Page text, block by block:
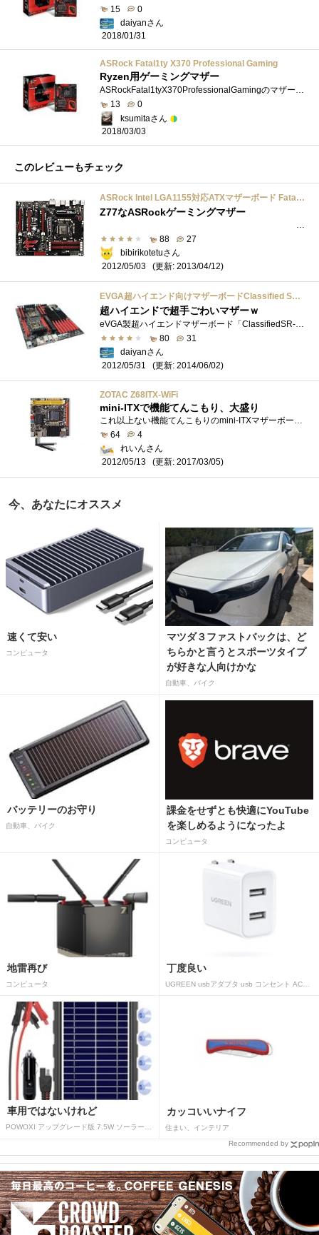
15
0
daiyanさん
2018/01/31
ASRock Fatal1ty X370 Professional Gaming
Ryzen用ゲーミングマザー
ASRockFatal1tyX370ProfessionalGamingのマザーがラッキーにも入手できましたので、ボード交換したレビューをしてみようと思います。 金欠病というか、�...
13
0
ksumitaさん
2018/03/03
このレビューもチェック
ASRock Intel LGA1155対応ATXマザーボード Fatal1ty Z77 Professional
Z77なASRockゲーミングマザー
最終更新日2013/4/12Fatal1tyなP67から引き続きZ77へ移行して...
88
27
bibirikotetuさん
2012/05/03
(更新: 2013/04/12)
EVGA超ハイエンド向けマザーボードClassified SR-X
超ハイエンドで超手ごわいマザーｗ
eVGA製超ハイエンドマザーボード「ClassifiedSR-X」です。XeonE5シリーズのデュアル構成に対応しています。マザーのフォームファクタは変則的なHPTXで�...
80
31
daiyanさん
2012/05/31
(更新: 2014/06/02)
ZOTAC Z68ITX-WiFi
mini-ITXで機能てんこもり、大盛り
64
4
れいんさん
2012/05/13
(更新: 2017/03/05)
今、あなたにオススメ
速くて安い
コンピュータ
マツダ３ファストバックは、ど
ちらかと言うとスポーツタイプ
が好きな人向けかな
自動車、バイク
バッテリーのお守り
自動車、バイク
課金をせずとも快適にYouTube
を楽しめるようになったよ
コンピュータ
地雷再び
コンピュータ
丁度良い
UGREEN usbアダプタ usb コンセント AC式充電器 3.1A PSE認証済み 折りたたみ式プラグ 2ポート
車用ではないけれど
POWOXI アップグレード版 7.5W ソーラーバッテリートリクルチャージャーメンテナー 12V ポータブル防水ソーラーパネル トリクル充電キット 車、自動車、オートバイ、ボート、マリン、RV、トレーラー、スノーモービルなど用
カッコいいナイフ
住まい、インテリア
Recommended by